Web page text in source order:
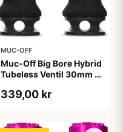
MUC-OFF
Muc-Off Big Bore Hybrid
Tubeless Ventil 30mm -
339,00 kr